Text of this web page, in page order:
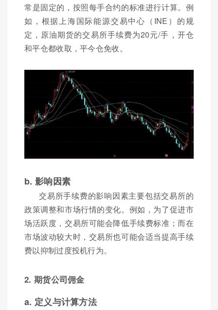
常是固定的，按照每手合约的标准进行计算。例
如，根据上海国际能源交易中心（INE）的规
定，原油期货的交易所手续费为20元/手，开仓
和平仓都收取，平今仓免收。
b. 影响因素
交易所手续费的影响因素主要包括交易所的
政策调整和市场行情的变化。例如，为了促进市
场活跃度，交易所可能会降低手续费标准；而在
市场波动较大时，交易所也可能会适当提高手续
费以抑制过度投机行为。
2. 期货公司佣金
a. 定义与计算方法